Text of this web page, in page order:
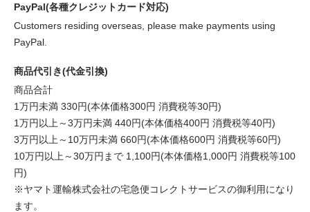
PayPal(各種クレジットカード対応)
Customers residing overseas, please make payments using
PayPal.
商品代引き(代金引換)
商品合計
1万円未満 330円(本体価格300円 消費税等30円)
1万円以上～3万円未満 440円(本体価格400円 消費税等40円)
3万円以上～10万円未満 660円(本体価格600円 消費税等60円)
10万円以上～30万円まで 1,100円(本体価格1,000円 消費税等100
円)
※ヤマト運輸株式会社の宅急便コレクトサービスの御利用になり
ます。